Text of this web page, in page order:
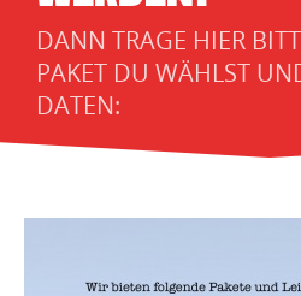
DANN TRAGE HIER
PAKET DU WÄHLST
DATEN: